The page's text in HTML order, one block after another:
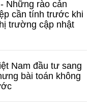
Những rào cản
cần tính trước khi
trường cập nhật
Nam đầu tư sang
bài toán không